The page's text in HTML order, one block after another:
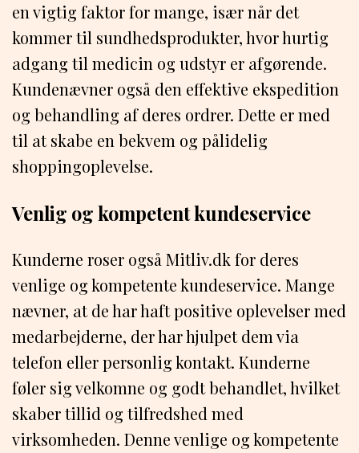
en vigtig faktor for mange, især når det
kommer til sundhedsprodukter, hvor hurtig
adgang til medicin og udstyr er afgørende.
Kundenævner også den effektive ekspedition
og behandling af deres ordrer. Dette er med
til at skabe en bekvem og pålidelig
shoppingoplevelse.
Venlig og kompetent kundeservice
Kunderne roser også Mitliv.dk for deres
venlige og kompetente kundeservice. Mange
nævner, at de har haft positive oplevelser med
medarbejderne, der har hjulpet dem via
telefon eller personlig kontakt. Kunderne
føler sig velkomne og godt behandlet, hvilket
skaber tillid og tilfredshed med
virksomheden. Denne venlige og kompetente